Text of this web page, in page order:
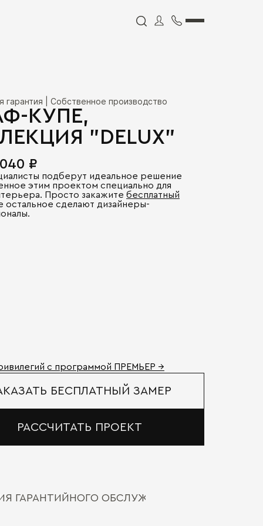
гарантия | Собственное производство
КУПЕ,
"DELUX"
₽
подберут идеальное решение
этим проектом специально для
Просто закажите бесплатный
остальное сделают дизайнеры-
с программой ПРЕМЬЕР →
БЕСПЛАТНЫЙ ЗАМЕР
РАССЧИТАТЬ ПРОЕКТ
ГАРАНТИЙНОГО ОБСЛУЖИВАНИЯ